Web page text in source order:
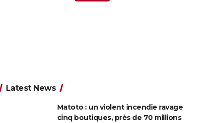
Latest News
Matoto : un violent incendie ravage
cinq boutiques, près de 70 millions